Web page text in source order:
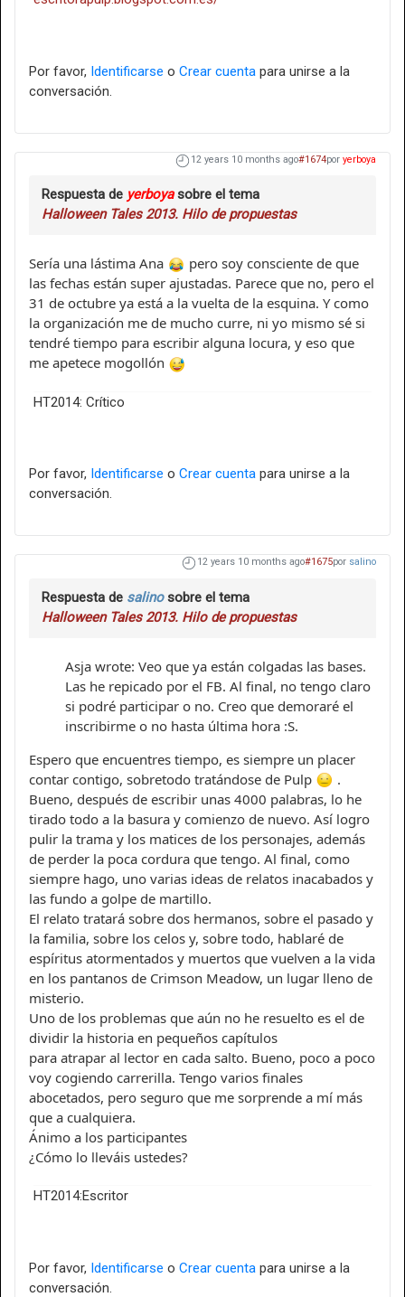
Por favor, Identificarse o Crear cuenta para unirse a la
conversación.
12 years 10 months ago#1674por yerboya
Respuesta de yerboyasobre el tema
Halloween Tales 2013. Hilo de propuestas
Sería una lástima Ana
pero soy consciente de que
las fechas están super ajustadas. Parece que no, pero el
31 de octubre ya está a la vuelta de la esquina. Y como
la organización me de mucho curre, ni yo mismo sé si
tendré tiempo para escribir alguna locura, y eso que
me apetece mogollón
HT2014: Crítico
Por favor, Identificarse o Crear cuenta para unirse a la
conversación.
12 years 10 months ago#1675por salino
Respuesta de salinosobre el tema
Halloween Tales 2013. Hilo de propuestas
Asja wrote: Veo que ya están colgadas las bases.
Las he repicado por el FB. Al final, no tengo claro
si podré participar o no. Creo que demoraré el
inscribirme o no hasta última hora :S.
Espero que encuentres tiempo, es siempre un placer
contar contigo, sobretodo tratándose de Pulp
.
Bueno, después de escribir unas 4000 palabras, lo he
tirado todo a la basura y comienzo de nuevo. Así logro
pulir la trama y los matices de los personajes, además
de perder la poca cordura que tengo. Al final, como
siempre hago, uno varias ideas de relatos inacabados y
las fundo a golpe de martillo.
El relato tratará sobre dos hermanos, sobre el pasado y
la familia, sobre los celos y, sobre todo, hablaré de
espíritus atormentados y muertos que vuelven a la vida
en los pantanos de Crimson Meadow, un lugar lleno de
misterio.
Uno de los problemas que aún no he resuelto es el de
dividir la historia en pequeños capítulos
para atrapar al lector en cada salto. Bueno, poco a poco
voy cogiendo carrerilla. Tengo varios finales
abocetados, pero seguro que me sorprende a mí más
que a cualquiera.
Ánimo a los participantes
¿Cómo lo lleváis ustedes?
HT2014:Escritor
Por favor, Identificarse o Crear cuenta para unirse a la
conversación.